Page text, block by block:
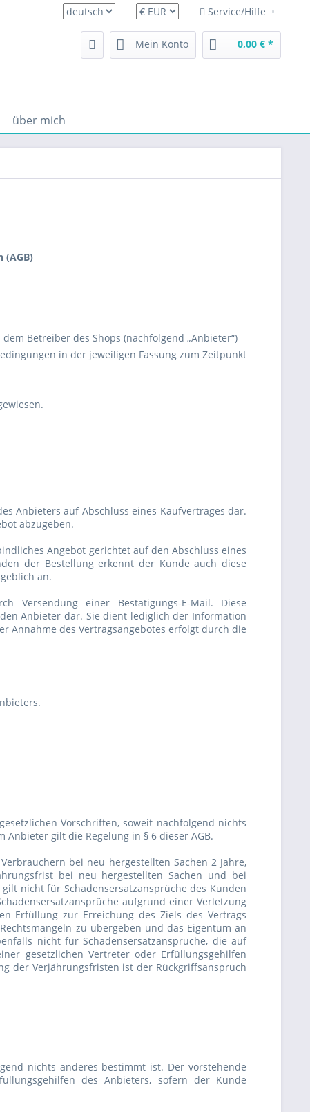
deutsch Service/Hilfe
Mein Konto 0,00 € *
über mich
(AGB)
Betreiber des Shops (nachfolgend „Anbieter“)
in der jeweiligen Fassung zum Zeitpunkt
Anbieters auf Abschluss eines Kaufvertrages dar.
abzugeben.
Angebot gerichtet auf den Abschluss eines
der Bestellung erkennt der Kunde auch diese
an.
einer Bestätigungs-E-Mail. Diese
Anbieter dar. Sie dient lediglich der Information
Annahme des Vertragsangebotes erfolgt durch die
Vorschriften, soweit nachfolgend nichts
gilt die Regelung in § 6 dieser AGB.
bei neu hergestellten Sachen 2 Jahre,
bei neu hergestellten Sachen und bei
nicht für Schadensersatzansprüche des Kunden
aufgrund einer Verletzung
Erfüllung zur Erreichung des Ziels des Vertrags
zu übergeben und das Eigentum an
nicht für Schadensersatzansprüche, die auf
gesetzlichen Vertreter oder Erfüllungsgehilfen
der Verjährungsfristen ist der Rückgriffsanspruch
nichts anderes bestimmt ist. Der vorstehende
des Anbieters, sofern der Kunde